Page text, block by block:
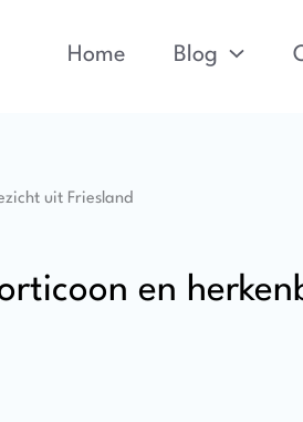
Home Blog
en